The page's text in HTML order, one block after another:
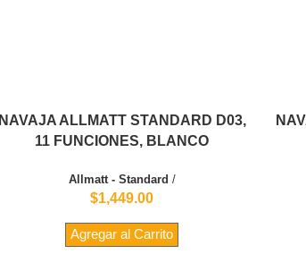
NAVAJA ALLMATT STANDARD D03,
11 FUNCIONES, BLANCO
Allmatt - Standard /
$1,449.00
Agregar al Carrito